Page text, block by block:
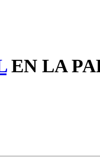
EN LA